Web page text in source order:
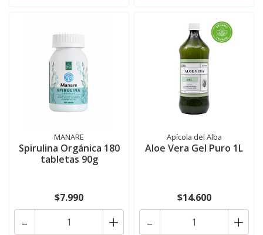
MANARE
Spirulina Orgánica 180
tabletas 90g
$7.990
+
-
Apícola del Alba
Aloe Vera Gel Puro 1L
$14.600
+
-